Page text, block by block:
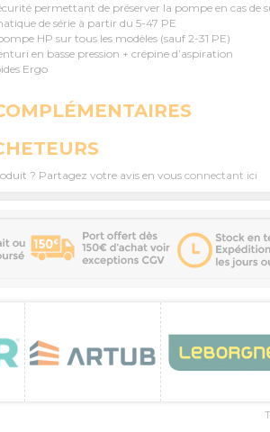
permettant de préserver la pompe en cas de
de série à partir du 5-47 PE
HP sur tous les modèles (sauf 2-31 PE)
en basse pression + crépine d’aspiration
Ergo
? Partagez votre avis en vous connectant ici